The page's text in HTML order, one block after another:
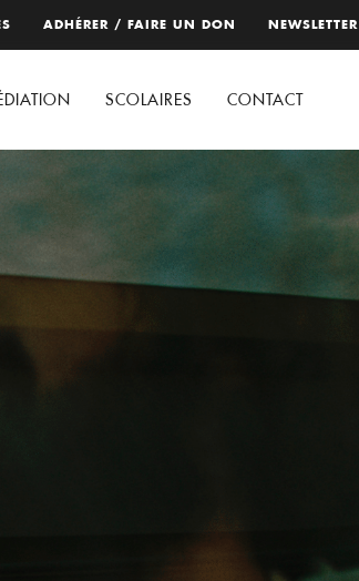
ADHÉRER / FAIRE UN DON NEWSLETTER
SCOLAIRES CONTACT